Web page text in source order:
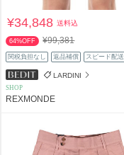
¥34,848送料込
64%OFF ¥99,381
関税負担なし 返品補償 スピード配送
LARDINI
SHOP
REXMONDE